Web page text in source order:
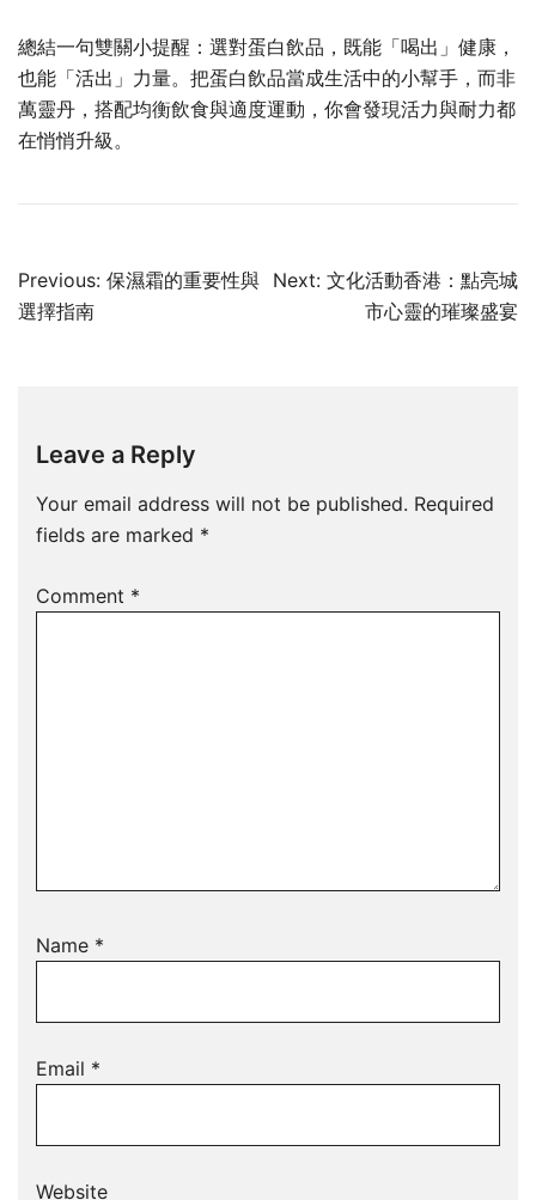
總結一句雙關小提醒：選對蛋白飲品，既能「喝出」健康，
也能「活出」力量。把蛋白飲品當成生活中的小幫手，而非
萬靈丹，搭配均衡飲食與適度運動，你會發現活力與耐力都
在悄悄升級。
Post
navigation
Previous: 保濕霜的重要性與
選擇指南
Next: 文化活動香港：點亮城
市心靈的璀璨盛宴
Leave a Reply
Your email address will not be published. Required
fields are marked *
Comment *
Name *
Email *
Website